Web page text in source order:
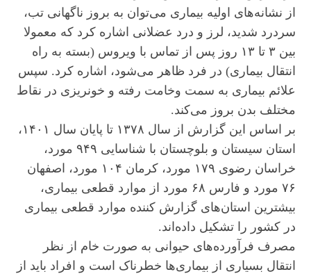
از نشانه‌های اولیه بیماری می‌توان به بروز ناگهانی تب،
سردرد شدید، لرز و درد عضلانی اشاره کرد که معمولا
بین ۳ تا ۱۳ روز پس از تماس با ویروس (بسته به راه
انتقال بیماری) در فرد ظاهر می‌شود، اشاره کرد. سپس
علائم بیماری به سمت وخامت رفته و خونریزی در نقاط
مختلف بدن بروز می‌کند.
بر اساس این گزارش از سال ۱۳۷۸ تا پایان سال ۱۴۰۱،
استان سیستان و بلوچستان با شناسایی ۹۴۹ مورد،
خراسان رضوی ۱۷۹ مورد، کرمان ۱۰۴ مورد، اصفهان
۷۶ مورد و فارس ۶۸ مورد از موارد قطعی بیماری،
بیشترین استان‌های گزارش‌ کننده موارد قطعی بیماری
در کشور را تشکیل داده‌اند.
مصرف فرآورده‌های حیوانی به صورت خام از نظر
انتقال بسیاری از بیماری‌ها خطرناک است و افراد باید از